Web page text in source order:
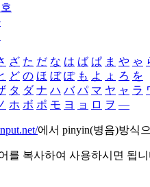
ざ た だ な は ば ぱ ま や ゃ
ど の ほ ぼ ぽ も よ ょ ろ を
タ ダ ナ ハ バ パ マ ヤ ャ ラ
ホ ボ ポ モ ヨ ョ ロ ヲ ―
에서 pinyin(병음)방식
를 복사하여 사용하시면 됩니